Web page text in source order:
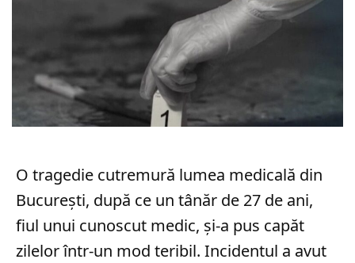
O tragedie cutremură lumea medicală din
București, după ce un tânăr de 27 de ani,
fiul unui cunoscut medic, și-a pus capăt
zilelor într-un mod teribil. Incidentul a avut